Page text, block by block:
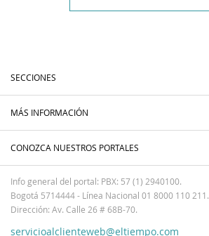
SECCIONES
MÁS INFORMACIÓN
CONOZCA NUESTROS PORTALES
Info general del portal: PBX: 57 (1) 2940100.
Bogotá 5714444 - Línea Nacional 01 8000 110 211.
Dirección: Av. Calle 26 # 68B-70.
servicioalclienteweb@eltiempo.com